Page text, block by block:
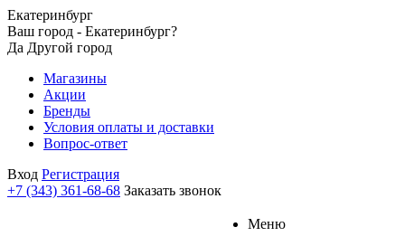
Екатеринбург
Ваш город - Екатеринбург?
Да Другой город
Магазины
Акции
Бренды
Условия оплаты и доставки
Вопрос-ответ
Вход Регистрация
+7 (343) 361-68-68 Заказать звонок
Меню